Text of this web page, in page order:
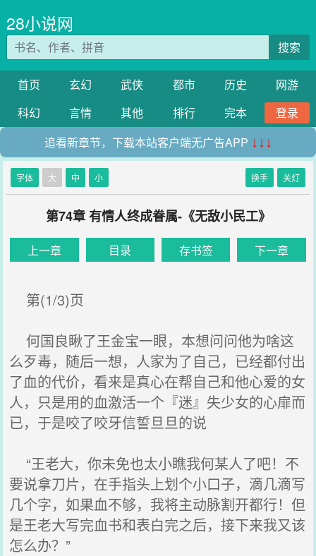
28小说网
搜索
首页 玄幻 武侠 都市 历史
网游
科幻
言情 其他 排行 完本
登录
追看新章节，下载本站客户端无广告APP ↓↓↓
字体 大 中 小 换手 关灯
第74章 有情人终成眷属-《无敌小民工》
上一章 目录 存书签 下一章
第(1/3)页
何国良瞅了王金宝一眼，本想问问他为啥这
么歹毒，随后一想，人家为了自己，已经都付出
了血的代价，看来是真心在帮自己和他心爱的女
人，只是用的血激活一个『迷』失少女的心扉而
已，于是咬了咬牙信誓旦旦的说
“王老大，你未免也太小瞧我何某人了吧！不
要说拿刀片，在手指头上划个小口子，滴几滴写
几个字，如果血不够，我将主动脉割开都行！但
是王老大写完血书和表白完之后，接下来我又该
怎么办？”